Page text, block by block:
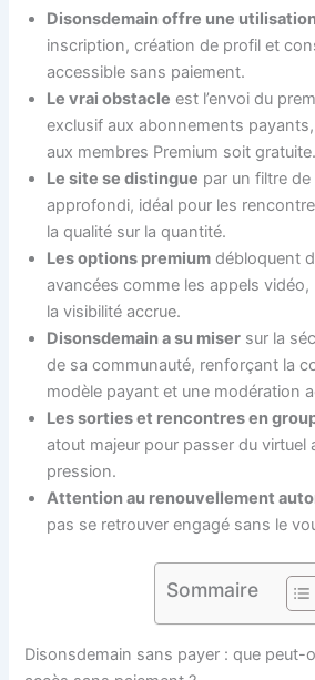
Disonsdemain offre une
inscription, création de profil et
accessible sans paiement.
Le vrai obstacle est l’envoi du
exclusif aux abonnements
aux membres Premium soit gratuite.
Le site se distingue par un filtre
approfondi, idéal pour les
la qualité sur la quantité.
Les options premium débloquent
avancées comme les appels
la visibilité accrue.
Disonsdemain a su miser sur la
de sa communauté, renforçant la
modèle payant et une modération
Les sorties et rencontres en
atout majeur pour passer du virtuel
pression.
Attention au renouvellement
pas se retrouver engagé sans le
Sommaire
Disonsdemain sans payer : que peut-